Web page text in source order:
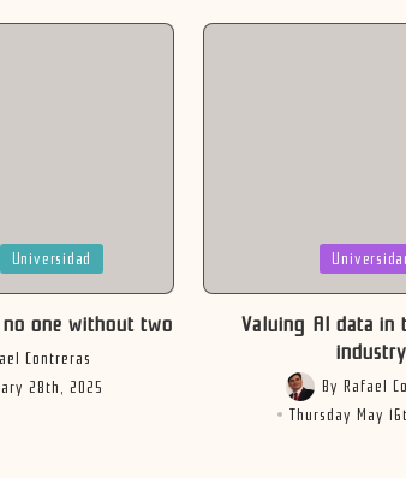
Universidad
no one without two
Contreras
28th, 2025
Valuing AI data in
industry
Posted
by
By Rafael
Thursday May